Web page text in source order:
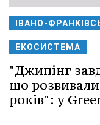
ІВАНО-
ЕКОСИСТЕМА
"Джипінг
що
років": у